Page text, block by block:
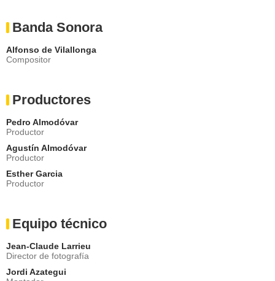
Banda Sonora
Alfonso de Vilallonga
Compositor
Productores
Pedro Almodóvar
Productor
Agustín Almodóvar
Productor
Esther Garcia
Productor
Equipo técnico
Jean-Claude Larrieu
Director de fotografía
Jordi Azategui